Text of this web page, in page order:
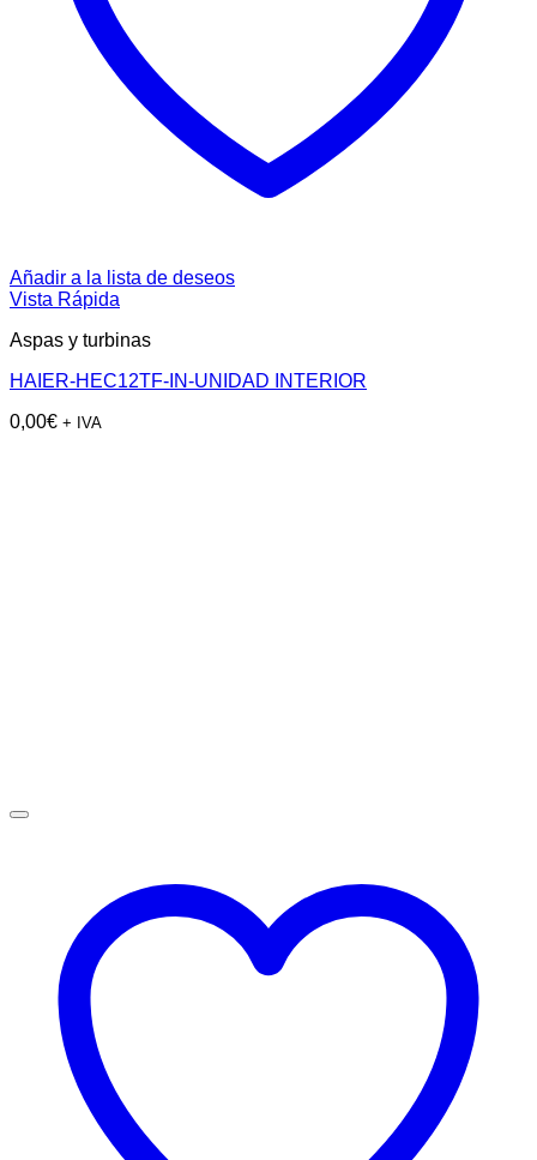
Añadir a la lista de deseos
Vista Rápida
Aspas y turbinas
HAIER-HEC12TF-IN-UNIDAD INTERIOR
0,00€ + IVA